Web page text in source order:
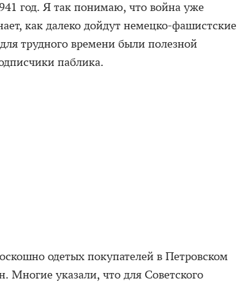
год. Я так понимаю, что война уже
как далеко дойдут немецко-фашистские
трудного времени были полезной
паблика.
одетых покупателей в Петровском
Многие указали, что для Советского